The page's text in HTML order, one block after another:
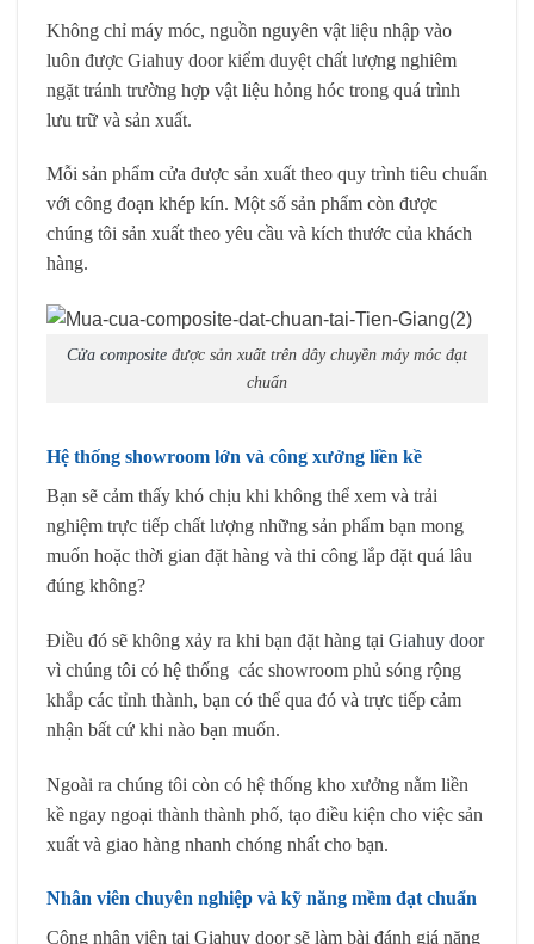
Không chỉ máy móc, nguồn nguyên vật liệu nhập vào
luôn được Giahuy door kiểm duyệt chất lượng nghiêm
ngặt tránh trường hợp vật liệu hỏng hóc trong quá trình
lưu trữ và sản xuất.
Mỗi sản phẩm cửa được sản xuất theo quy trình tiêu chuẩn
với công đoạn khép kín. Một số sản phẩm còn được
chúng tôi sản xuất theo yêu cầu và kích thước của khách
hàng.
Cửa composite được sản xuất trên dây chuyền máy móc đạt
chuẩn
Hệ thống showroom lớn và công xưởng liền kề
Bạn sẽ cảm thấy khó chịu khi không thể xem và trải
nghiệm trực tiếp chất lượng những sản phẩm bạn mong
muốn hoặc thời gian đặt hàng và thi công lắp đặt quá lâu
đúng không?
Điều đó sẽ không xảy ra khi bạn đặt hàng tại Giahuy door
vì chúng tôi có hệ thống các showroom phủ sóng rộng
khắp các tỉnh thành, bạn có thể qua đó và trực tiếp cảm
nhận bất cứ khi nào bạn muốn.
Ngoài ra chúng tôi còn có hệ thống kho xưởng nằm liền
kề ngay ngoại thành thành phố, tạo điều kiện cho việc sản
xuất và giao hàng nhanh chóng nhất cho bạn.
Nhân viên chuyên nghiệp và kỹ năng mềm đạt chuẩn
Công nhân viên tại Giahuy door sẽ làm bài đánh giá năng